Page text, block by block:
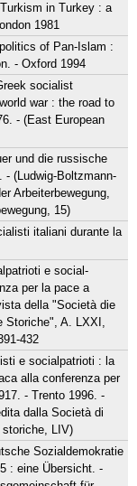
in Turkey : a
1981
of Pan-Islam :
- Oxford 1994
socialist
war : the road to
- (East European
und die russische
- (Ludwig-Boltzmann-
Arbeiterbewegung,
15)
italiani durante la
e social-
per la pace a
della "Società die
Storiche", A. LXXI,
432
e socialpatrioti : la
alla conferenza per
- Trento 1996. -
dalla Società di
LIV)
Sozialdemokratie
: eine Übersicht. -